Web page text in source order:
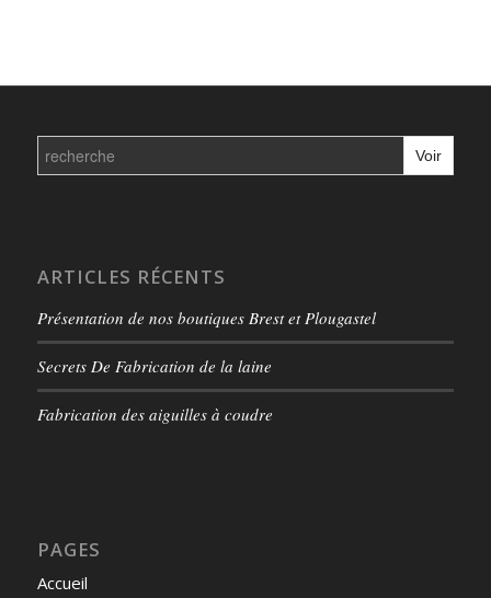
Search
for:
ARTICLES RÉCENTS
Présentation de nos boutiques Brest et Plougastel
Secrets De Fabrication de la laine
Fabrication des aiguilles à coudre
PAGES
Accueil